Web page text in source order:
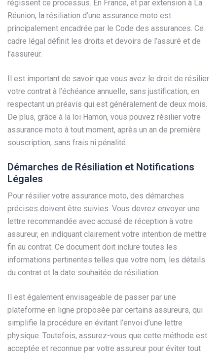
régissent ce processus. En France, et par extension à La
Réunion, la résiliation d’une assurance moto est
principalement encadrée par le Code des assurances. Ce
cadre légal définit les droits et devoirs de l’assuré et de
l’assureur.
Il est important de savoir que vous avez le droit de résilier
votre contrat à l’échéance annuelle, sans justification, en
respectant un préavis qui est généralement de deux mois.
De plus, grâce à la loi Hamon, vous pouvez résilier votre
assurance moto à tout moment, après un an de première
souscription, sans frais ni pénalité.
Démarches de Résiliation et Notifications
Légales
Pour résilier votre assurance moto, des démarches
précises doivent être suivies. Vous devrez envoyer une
lettre recommandée avec accusé de réception à votre
assureur, en indiquant clairement votre intention de mettre
fin au contrat. Ce document doit inclure toutes les
informations pertinentes telles que votre nom, les détails
du contrat et la date souhaitée de résiliation.
Il est également envisageable de passer par une
plateforme en ligne proposée par certains assureurs, qui
simplifie la procédure en évitant l’envoi d’une lettre
physique. Toutefois, assurez-vous que cette méthode est
acceptée et reconnue par votre assureur pour éviter tout